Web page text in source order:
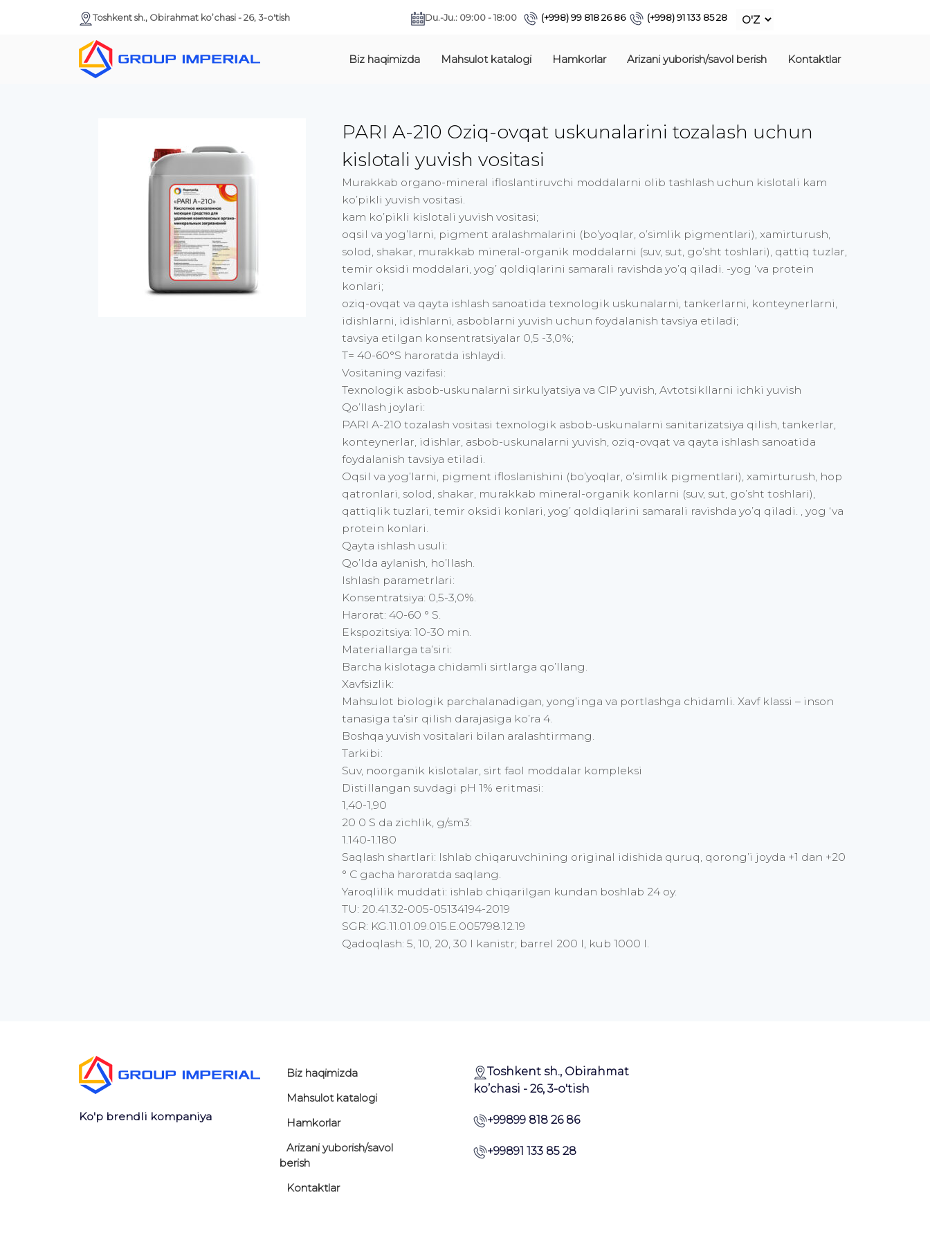
Toshkent sh., Obirahmat ko’chasi - 26, 3-o'tish Du.-Ju.: 09:00 - 18:00 (+998) 99 818 26 86 (+998) 91 133 85 28
Biz haqimizda Mahsulot katalogi Hamkorlar Arizani yuborish/savol berish Kontaktlar
PARI A-210 Oziq-ovqat uskunalarini tozalash uchun
kislotali yuvish vositasi
Murakkab organo-mineral ifloslantiruvchi moddalarni olib tashlash uchun kislotali kam
ko’pikli yuvish vositasi.
kam ko’pikli kislotali yuvish vositasi;
oqsil va yog’larni, pigment aralashmalarini (bo’yoqlar, o’simlik pigmentlari), xamirturush,
solod, shakar, murakkab mineral-organik moddalarni (suv, sut, go’sht toshlari), qattiq tuzlar,
temir oksidi moddalari, yog’ qoldiqlarini samarali ravishda yo’q qiladi. -yog ‘va protein
konlari;
oziq-ovqat va qayta ishlash sanoatida texnologik uskunalarni, tankerlarni, konteynerlarni,
idishlarni, idishlarni, asboblarni yuvish uchun foydalanish tavsiya etiladi;
tavsiya etilgan konsentratsiyalar 0,5 -3,0%;
T= 40-60°S haroratda ishlaydi.
Vositaning vazifasi:
Texnologik asbob-uskunalarni sirkulyatsiya va CIP yuvish, Avtotsikllarni ichki yuvish
Qo’llash joylari:
PARI A-210 tozalash vositasi texnologik asbob-uskunalarni sanitarizatsiya qilish, tankerlar,
konteynerlar, idishlar, asbob-uskunalarni yuvish, oziq-ovqat va qayta ishlash sanoatida
foydalanish tavsiya etiladi.
Oqsil va yog’larni, pigment ifloslanishini (bo’yoqlar, o’simlik pigmentlari), xamirturush, hop
qatronlari, solod, shakar, murakkab mineral-organik konlarni (suv, sut, go’sht toshlari),
qattiqlik tuzlari, temir oksidi konlari, yog’ qoldiqlarini samarali ravishda yo’q qiladi. , yog ‘va
protein konlari.
Qayta ishlash usuli:
Qo’lda aylanish, ho’llash.
Ishlash parametrlari:
Konsentratsiya: 0,5-3,0%.
Harorat: 40-60 ° S.
Ekspozitsiya: 10-30 min.
Materiallarga ta’siri:
Barcha kislotaga chidamli sirtlarga qo’llang.
Xavfsizlik:
Mahsulot biologik parchalanadigan, yong’inga va portlashga chidamli. Xavf klassi – inson
tanasiga ta’sir qilish darajasiga ko’ra 4.
Boshqa yuvish vositalari bilan aralashtirmang.
Tarkibi:
Suv, noorganik kislotalar, sirt faol moddalar kompleksi
Distillangan suvdagi pH 1% eritmasi:
1,40-1,90
20 0 S da zichlik, g/sm3:
1.140-1.180
Saqlash shartlari: Ishlab chiqaruvchining original idishida quruq, qorong’i joyda +1 dan +20
° C gacha haroratda saqlang.
Yaroqlilik muddati: ishlab chiqarilgan kundan boshlab 24 oy.
TU: 20.41.32-005-05134194-2019
SGR: KG.11.01.09.015.E.005798.12.19
Qadoqlash: 5, 10, 20, 30 l kanistr; barrel 200 l, kub 1000 l.
Ko'p brendli kompaniya
Biz haqimizda
Mahsulot katalogi
Hamkorlar
Arizani yuborish/savol
berish
Kontaktlar
Toshkent sh., Obirahmat
ko’chasi - 26, 3-o'tish
+99899 818 26 86
+99891 133 85 28